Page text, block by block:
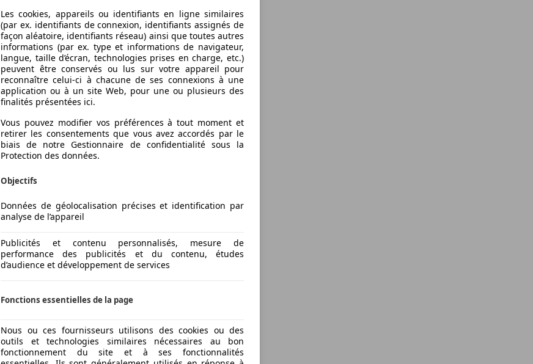
Les cookies, appareils ou identifiants en ligne similaires
(par ex. identifiants de connexion, identifiants assignés de
façon aléatoire, identifiants réseau) ainsi que toutes autres
informations (par ex. type et informations de navigateur,
langue, taille d’écran, technologies prises en charge, etc.)
peuvent être conservés ou lus sur votre appareil pour
reconnaître celui-ci à chacune de ses connexions à une
application ou à un site Web, pour une ou plusieurs des
finalités présentées ici.
Vous pouvez modifier vos préférences à tout moment et
retirer les consentements que vous avez accordés par le
biais de notre Gestionnaire de confidentialité sous la
Protection des données.
Objectifs
Données de géolocalisation précises et identification par
analyse de l’appareil
Publicités et contenu personnalisés, mesure de
performance des publicités et du contenu, études
d’audience et développement de services
Fonctions essentielles de la page
Nous ou ces fournisseurs utilisons des cookies ou des
outils et technologies similaires nécessaires au bon
fonctionnement du site et à ses fonctionnalités